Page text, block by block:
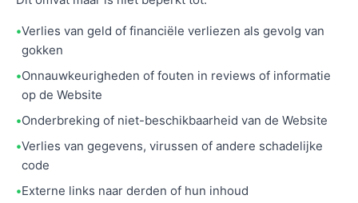
Verlies van geld of financiële verliezen als gevolg van
gokken
Onnauwkeurigheden of fouten in reviews of informatie
op de Website
Onderbreking of niet-beschikbaarheid van de Website
Verlies van gegevens, virussen of andere schadelijke
code
Externe links naar derden of hun inhoud